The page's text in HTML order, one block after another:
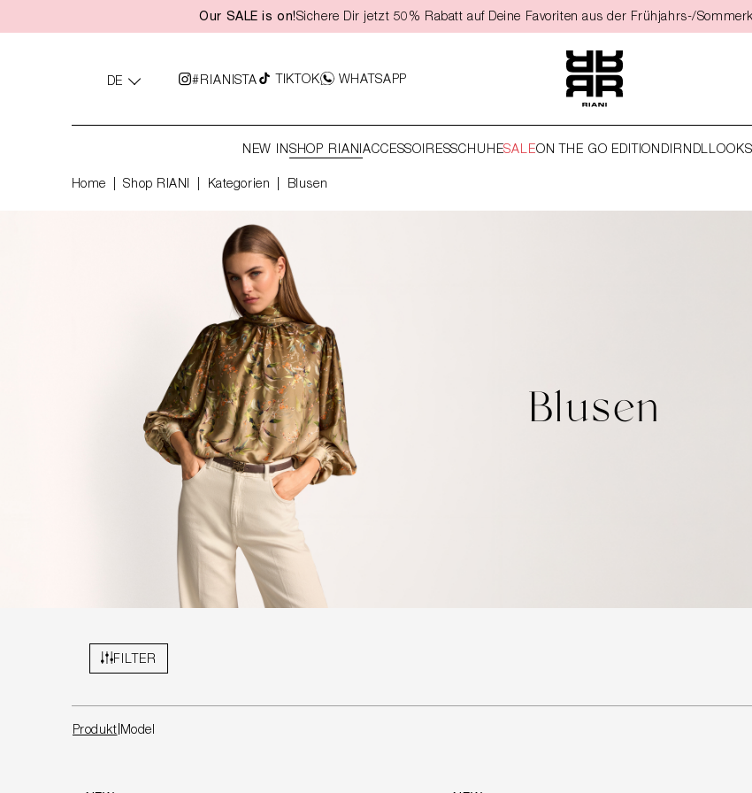
Zur Hauptnavigation springen
Our SALE is on!Sichere Dir jetzt 50% Rabatt auf Deine Favoriten aus der Frühjahrs-/
DE #RIANISTA TIKTOK WHATSAPP
NEW INSHOP RIANIACCESSOIRESSCHUHESALEON THE GO EDITION DIRNDLLOOKS
Home Shop RIANI Kategorien Blusen
Blusen
FILTER
Produkt Model